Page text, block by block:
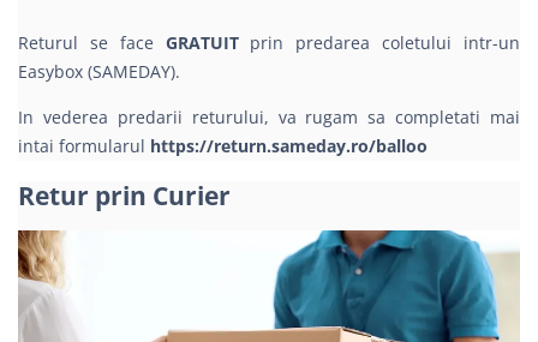
Returul se face GRATUIT prin predarea coletului intr-un
Easybox (SAMEDAY).
In vederea predarii returului, va rugam sa completati mai
intai formularul https://return.sameday.ro/balloo
Retur prin Curier